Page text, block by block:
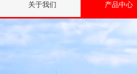
关于我们 产品中心